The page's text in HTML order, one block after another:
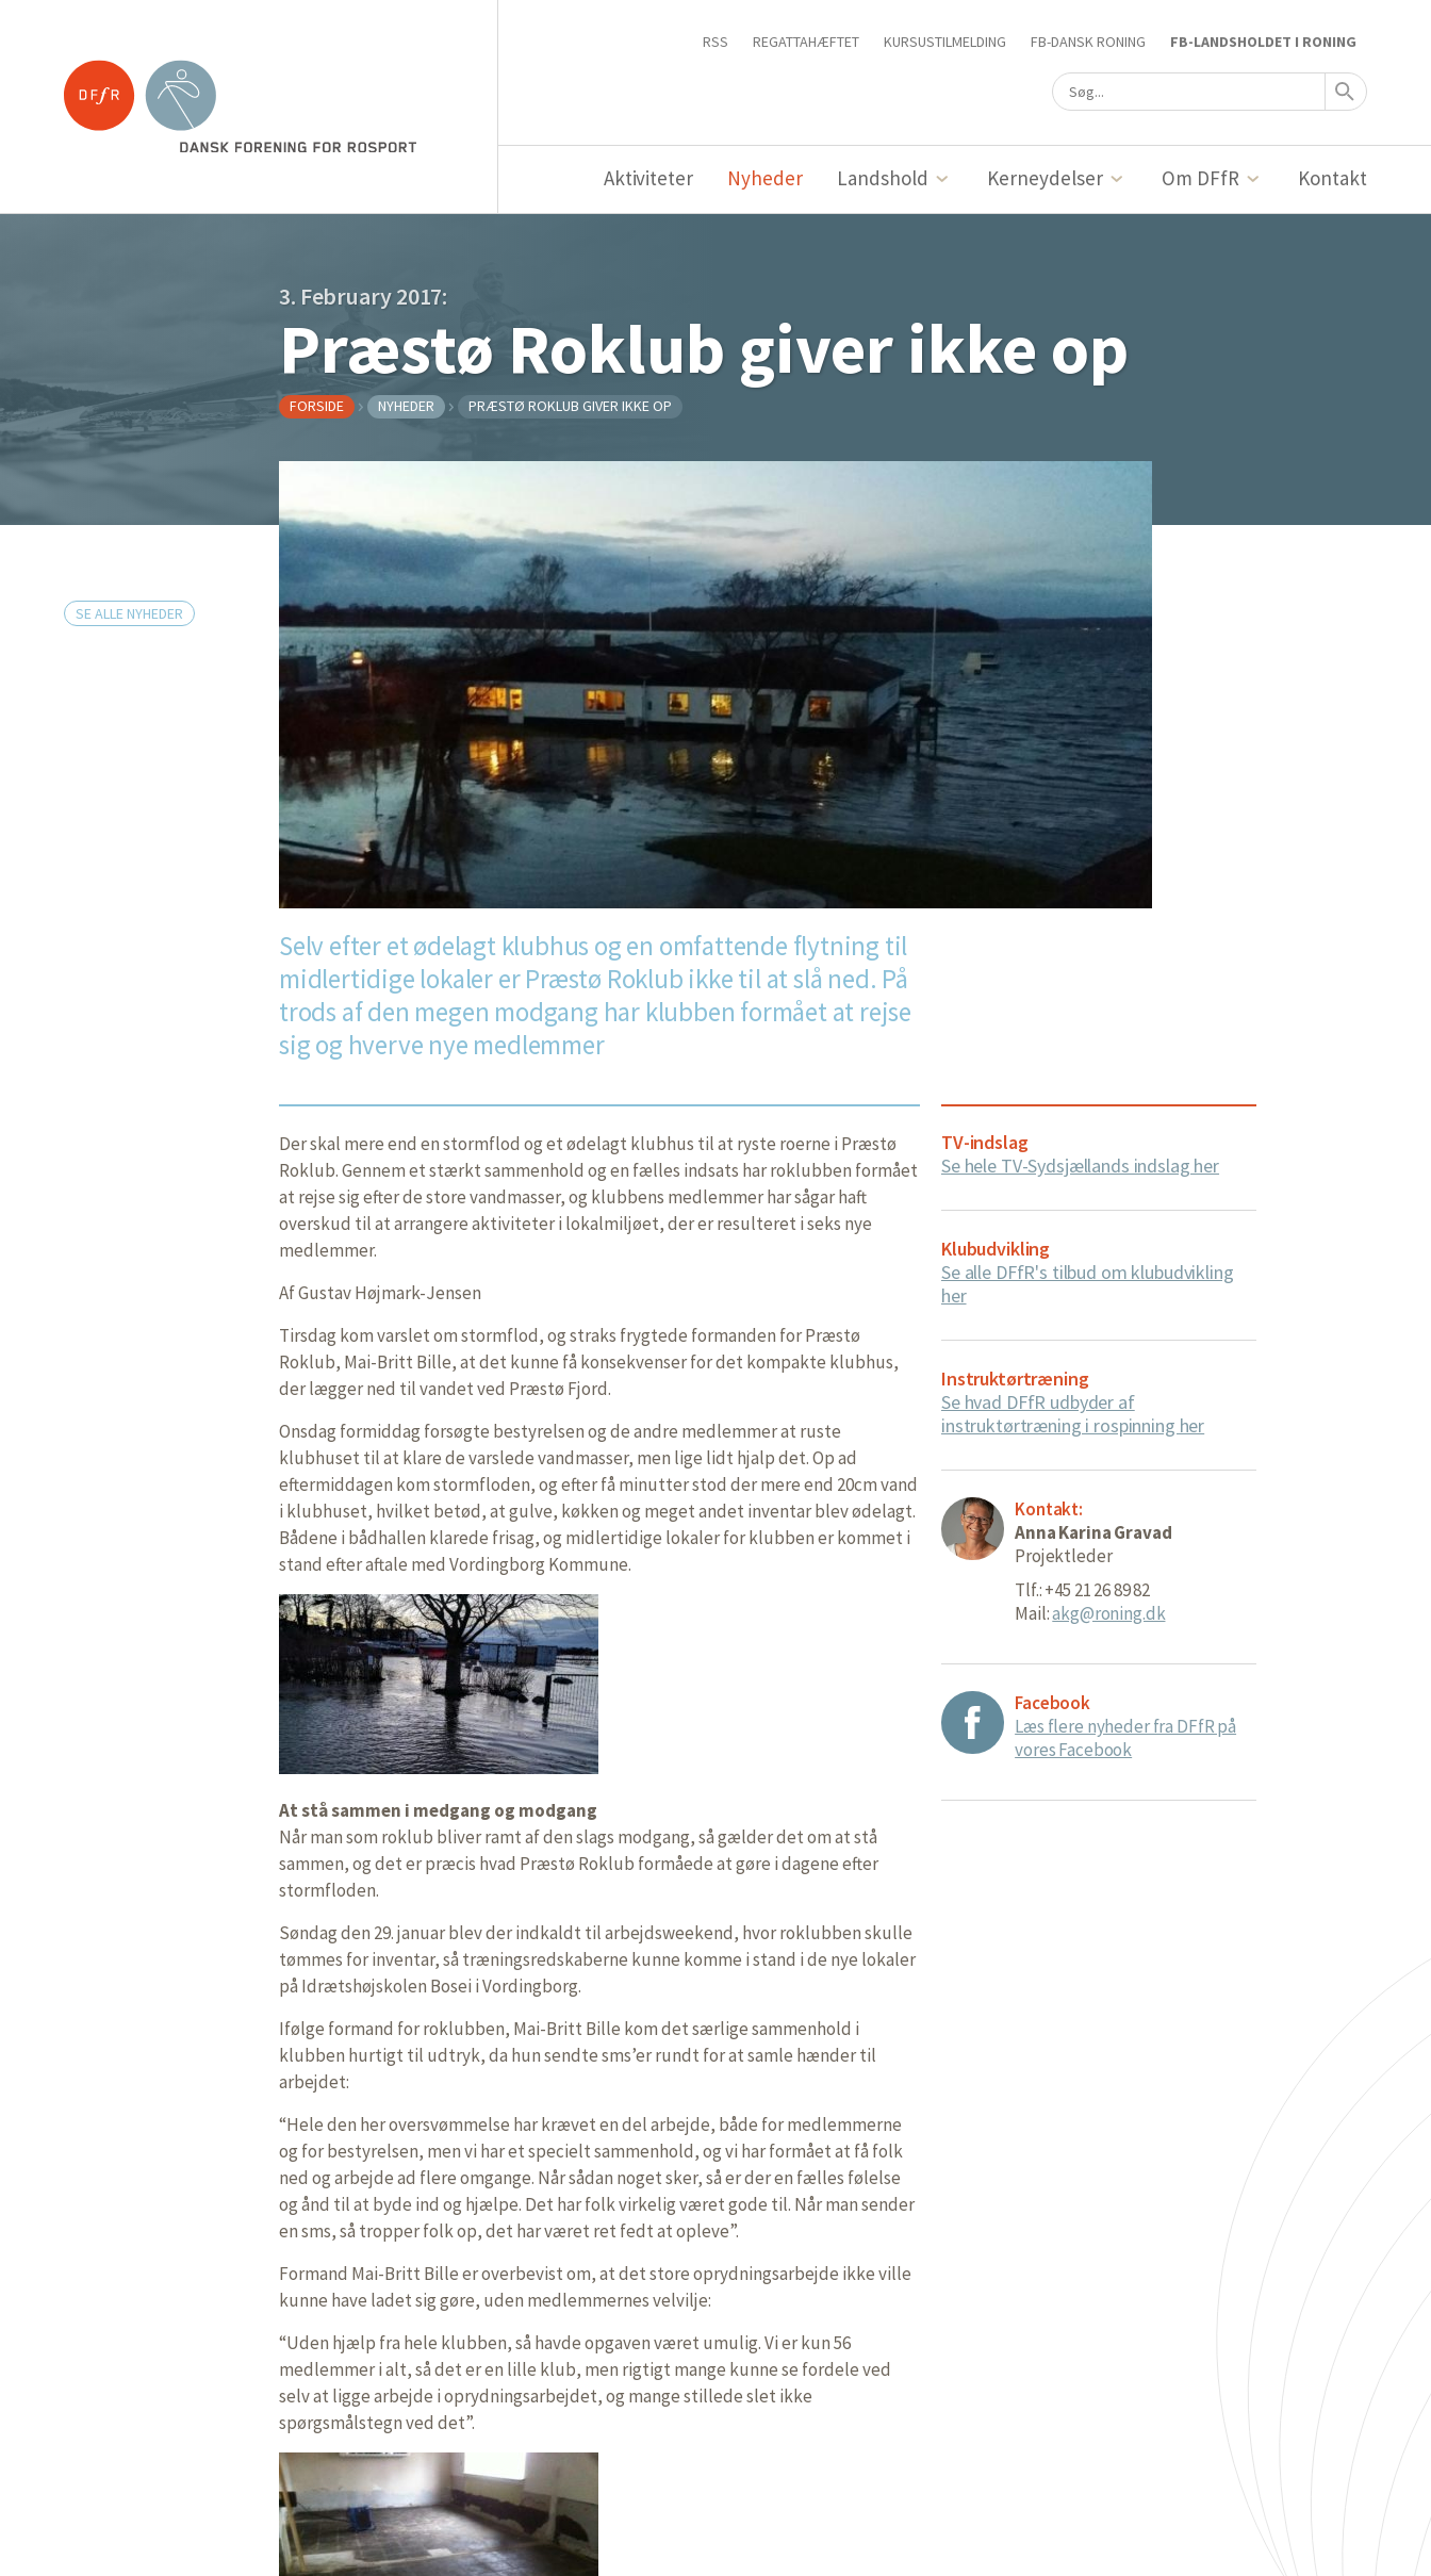
RSS REGATTAHÆFTET KURSUSTILMELDING FB-DANSK RONING FB-LANDSHOLDET I RONING
Aktiviteter Nyheder Landshold Kerneydelser Om DFfR Kontakt
3. February 2017:
Præstø Roklub giver ikke op
FORSIDE NYHEDER PRÆSTØ ROKLUB GIVER IKKE OP
SE ALLE NYHEDER
Selv efter et ødelagt klubhus og en omfattende flytning til
midlertidige lokaler er Præstø Roklub ikke til at slå ned. På
trods af den megen modgang har klubben formået at rejse
sig og hverve nye medlemmer
Der skal mere end en stormflod og et ødelagt klubhus til at ryste roerne i Præstø
Roklub. Gennem et stærkt sammenhold og en fælles indsats har roklubben formået
at rejse sig efter de store vandmasser, og klubbens medlemmer har sågar haft
overskud til at arrangere aktiviteter i lokalmiljøet, der er resulteret i seks nye
medlemmer.
Af Gustav Højmark-Jensen
Tirsdag kom varslet om stormflod, og straks frygtede formanden for Præstø
Roklub, Mai-Britt Bille, at det kunne få konsekvenser for det kompakte klubhus,
der lægger ned til vandet ved Præstø Fjord.
Onsdag formiddag forsøgte bestyrelsen og de andre medlemmer at ruste
klubhuset til at klare de varslede vandmasser, men lige lidt hjalp det. Op ad
eftermiddagen kom stormfloden, og efter få minutter stod der mere end 20cm vand
i klubhuset, hvilket betød, at gulve, køkken og meget andet inventar blev ødelagt.
Bådene i bådhallen klarede frisag, og midlertidige lokaler for klubben er kommet i
stand efter aftale med Vordingborg Kommune.
At stå sammen i medgang og modgang
Når man som roklub bliver ramt af den slags modgang, så gælder det om at stå
sammen, og det er præcis hvad Præstø Roklub formåede at gøre i dagene efter
stormfloden.
Søndag den 29. januar blev der indkaldt til arbejdsweekend, hvor roklubben skulle
tømmes for inventar, så træningsredskaberne kunne komme i stand i de nye lokaler
på Idrætshøjskolen Bosei i Vordingborg.
Ifølge formand for roklubben, Mai-Britt Bille kom det særlige sammenhold i
klubben hurtigt til udtryk, da hun sendte sms’er rundt for at samle hænder til
arbejdet:
“Hele den her oversvømmelse har krævet en del arbejde, både for medlemmerne
og for bestyrelsen, men vi har et specielt sammenhold, og vi har formået at få folk
ned og arbejde ad flere omgange. Når sådan noget sker, så er der en fælles følelse
og ånd til at byde ind og hjælpe. Det har folk virkelig været gode til. Når man sender
en sms, så tropper folk op, det har været ret fedt at opleve”.
Formand Mai-Britt Bille er overbevist om, at det store oprydningsarbejde ikke ville
kunne have ladet sig gøre, uden medlemmernes velvilje:
“Uden hjælp fra hele klubben, så havde opgaven været umulig. Vi er kun 56
medlemmer i alt, så det er en lille klub, men rigtigt mange kunne se fordele ved
selv at ligge arbejde i oprydningsarbejdet, og mange stillede slet ikke
spørgsmålstegn ved det”.
TV-indslag
Se hele TV-Sydsjællands indslag her
Klubudvikling
Se alle DFfR's tilbud om klubudvikling
her
Instruktørtræning
Se hvad DFfR udbyder af
instruktørtræning i rospinning her
Kontakt:
Anna Karina Gravad
Projektleder
Tlf.: +45 21 26 89 82
Mail:akg@roning.dk
Facebook
Læs flere nyheder fra DFfR på
vores Facebook